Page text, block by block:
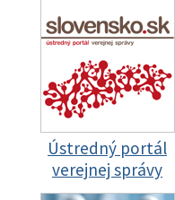
Ústredný portál
verejnej správy